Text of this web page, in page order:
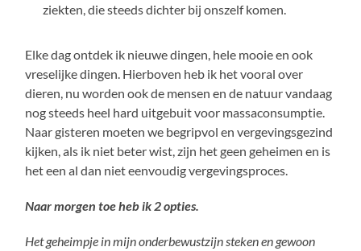
ziekten, die steeds dichter bij onszelf komen.
Elke dag ontdek ik nieuwe dingen, hele mooie en ook
vreselijke dingen. Hierboven heb ik het vooral over
dieren, nu worden ook de mensen en de natuur vandaag
nog steeds heel hard uitgebuit voor massaconsumptie.
Naar gisteren moeten we begripvol en vergevingsgezind
kijken, als ik niet beter wist, zijn het geen geheimen en is
het een al dan niet eenvoudig vergevingsproces.
Naar morgen toe heb ik 2 opties.
Het geheimpje in mijn onderbewustzijn steken en gewoon